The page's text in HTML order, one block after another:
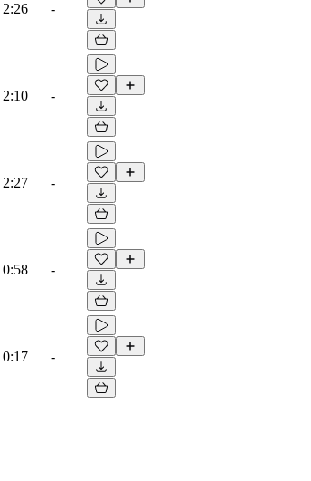
2:26 -
2:10 -
2:27 -
0:58 -
0:17 -